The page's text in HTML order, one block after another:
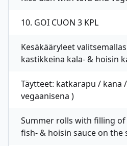
10. GOI CUON 3 KPL
Kesäkääryleet
kastikkeina kala- & hoisin
Täytteet: katkarapu / kana
vegaanisena )
Summer rolls with filling
fish- & hoisin sauce on the